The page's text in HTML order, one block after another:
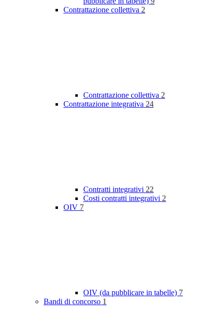
Contrattazione collettiva 2
Contrattazione collettiva 2
Contrattazione integrativa 24
Contratti integrativi 22
Costi contratti integrativi 2
OIV 7
OIV (da pubblicare in tabelle) 7
Bandi di concorso 1